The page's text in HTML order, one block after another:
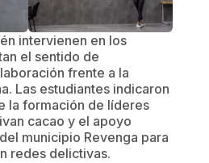
intervienen en los
el sentido de
frente a la
Las estudiantes indicaron
la formación de líderes
cacao y el apoyo
municipio Revenga para
redes delictivas.